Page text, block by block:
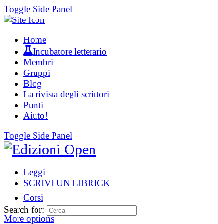
Toggle Side Panel
Home
Incubatore letterario
Membri
Gruppi
Blog
La rivista degli scrittori
Punti
Aiuto!
Toggle Side Panel
Leggi
SCRIVI UN LIBRICK
Corsi
More options
Search for: